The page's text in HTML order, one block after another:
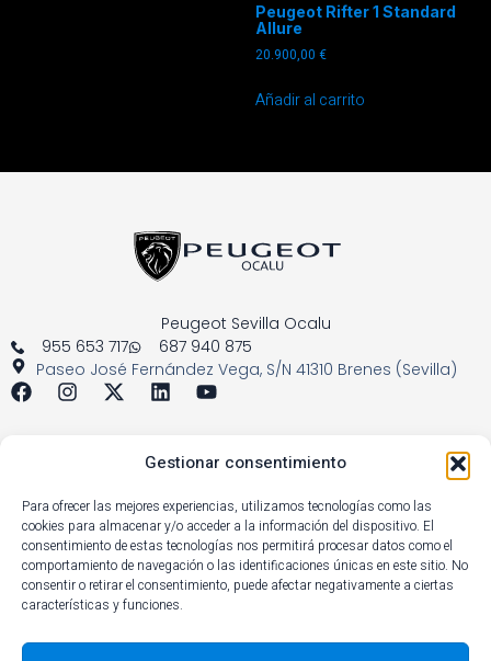
Gestionar consentimiento
Para ofrecer las mejores experiencias, utilizamos tecnologías como las
cookies para almacenar y/o acceder a la información del dispositivo. El
consentimiento de estas tecnologías nos permitirá procesar datos como el
comportamiento de navegación o las identificaciones únicas en este sitio. No
consentir o retirar el consentimiento, puede afectar negativamente a ciertas
características y funciones.
Peugeot Rifter 1 Standard
Allure
20.900,00 €
Añadir al carrito
Peugeot Sevilla Ocalu
955 653 717
687 940 875
Paseo José Fernández Vega, S/N 41310 Brenes (Sevilla)
Aviso legal
Política de privacidad
Política de cookies
ENLACES RÁPIDOS